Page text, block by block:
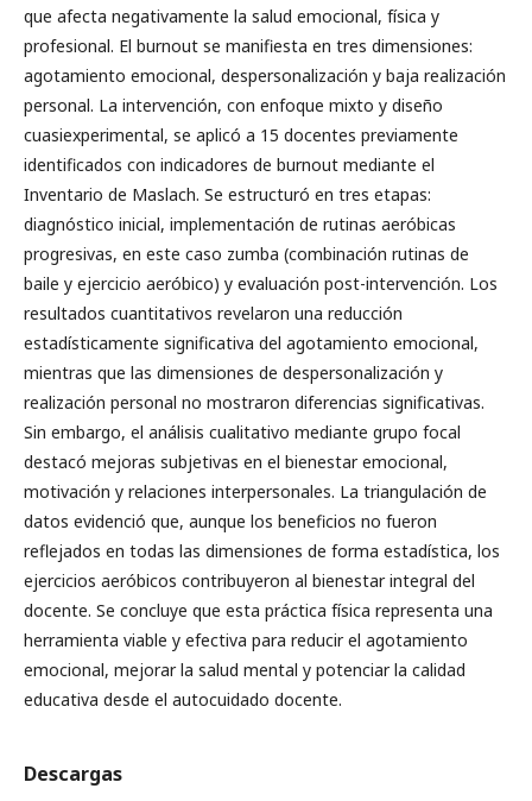
que afecta negativamente la salud emocional, física y
profesional. El burnout se manifiesta en tres dimensiones:
agotamiento emocional, despersonalización y baja realización
personal. La intervención, con enfoque mixto y diseño
cuasiexperimental, se aplicó a 15 docentes previamente
identificados con indicadores de burnout mediante el
Inventario de Maslach. Se estructuró en tres etapas:
diagnóstico inicial, implementación de rutinas aeróbicas
progresivas, en este caso zumba (combinación rutinas de
baile y ejercicio aeróbico) y evaluación post-intervención. Los
resultados cuantitativos revelaron una reducción
estadísticamente significativa del agotamiento emocional,
mientras que las dimensiones de despersonalización y
realización personal no mostraron diferencias significativas.
Sin embargo, el análisis cualitativo mediante grupo focal
destacó mejoras subjetivas en el bienestar emocional,
motivación y relaciones interpersonales. La triangulación de
datos evidenció que, aunque los beneficios no fueron
reflejados en todas las dimensiones de forma estadística, los
ejercicios aeróbicos contribuyeron al bienestar integral del
docente. Se concluye que esta práctica física representa una
herramienta viable y efectiva para reducir el agotamiento
emocional, mejorar la salud mental y potenciar la calidad
educativa desde el autocuidado docente.
Descargas